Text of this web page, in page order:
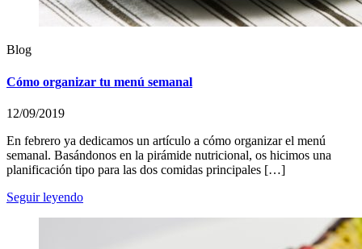
Blog
Cómo organizar tu menú semanal
12/09/2019
En febrero ya dedicamos un artículo a cómo organizar el menú
semanal. Basándonos en la pirámide nutricional, os hicimos una
planificación tipo para las dos comidas principales […]
Seguir leyendo